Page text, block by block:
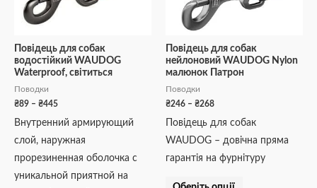
Повідець для собак
водостійкий WAUDOG
Waterproof, світиться
Поводки
₴89 – ₴445
Внутренний армирующий
слой, наружная
прорезиненная оболочка с
уникальной приятной на
на
сторінці
Повідець для собак
нейлоновий WAUDOG Nylon
малюнок Патрон
Поводки
₴246 – ₴268
Повідець для собак
WAUDOG – довічна пряма
гарантія на фурнітуру
можна
на
сторінці